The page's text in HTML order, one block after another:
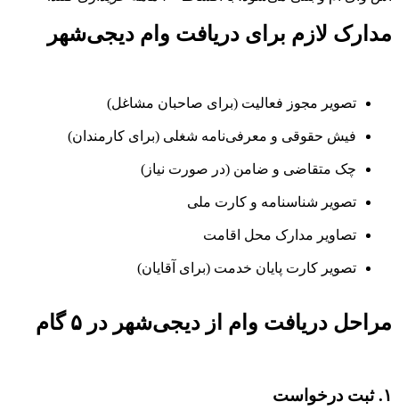
مدارک لازم برای دریافت وام دیجی‌شهر
تصویر مجوز فعالیت (برای صاحبان مشاغل)
فیش حقوقی و معرفی‌نامه شغلی (برای کارمندان)
چک متقاضی و ضامن (در صورت نیاز)
تصویر شناسنامه و کارت ملی
تصاویر مدارک محل اقامت
تصویر کارت پایان خدمت (برای آقایان)
مراحل دریافت وام از دیجی‌شهر در ۵ گام
۱. ثبت درخواست